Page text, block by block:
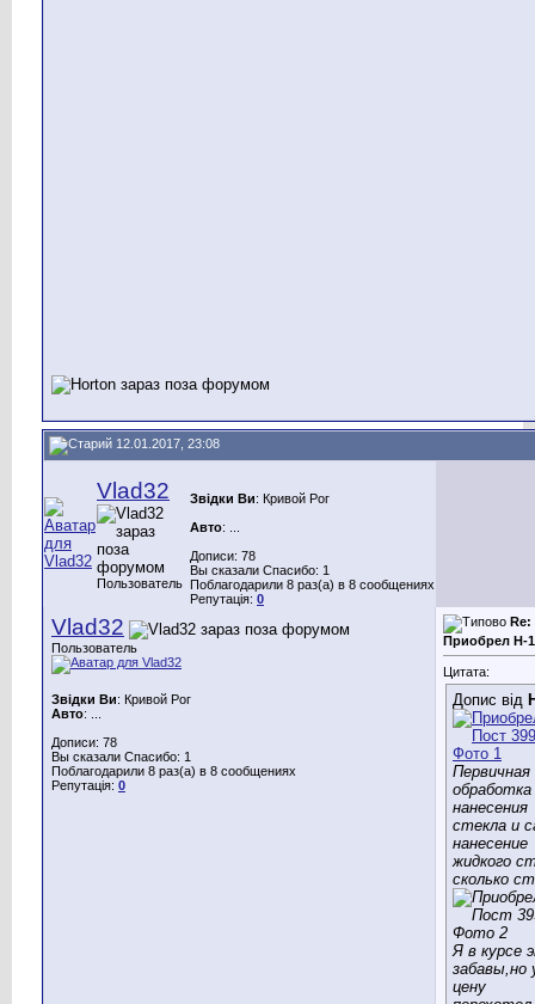
12.01.2017, 23:08
Vlad32
Пользователь
Звідки Ви: Кривой Рог
Авто: ...
Дописи: 78
Вы сказали Спасибо: 1
Поблагодарили 8 раз(а) в 8 сообщениях
Репутація: 0
Vlad32
Пользователь
Звідки Ви: Кривой Рог
Авто: ...
Дописи: 78
Вы сказали Спасибо: 1
Поблагодарили 8 раз(а) в 8 сообщениях
Репутація: 0
Re:
Приобрел Н-1
Цитата:
Допис від
Первичная
обработка
нанесения
стекла и
нанесение
жидкого
сколько
Я в курсе
забавы,но
цену